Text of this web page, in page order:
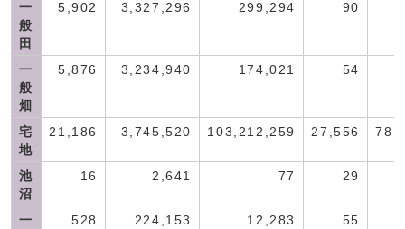
一
般
田
5,902 3,327,296 299,294 90
一
般
畑
5,876 3,234,940 174,021 54
宅
地
21,186 3,745,520 103,212,259 27,556
池
沼
16 2,641 77 29
一
528 224,153 12,283 55